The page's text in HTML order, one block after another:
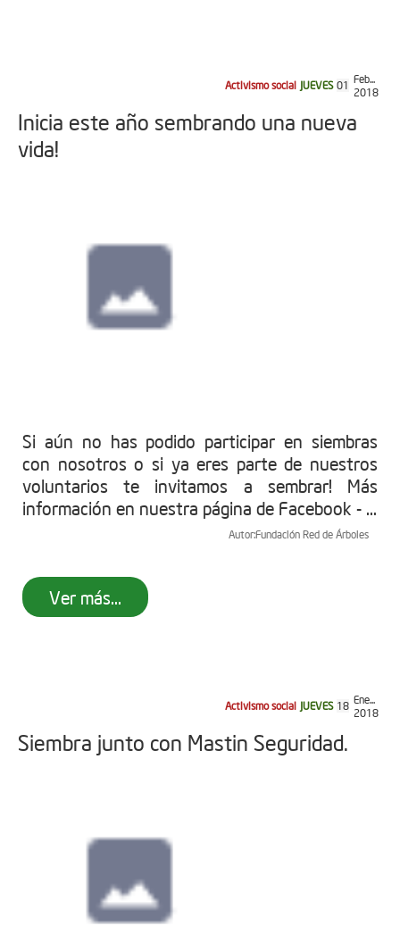
Activismo social JUEVES 01 Feb...
2018
Inicia este año sembrando una nueva
vida!
Si aún no has podido participar en siembras
con nosotros o si ya eres parte de nuestros
voluntarios te invitamos a sembrar! Más
información en nuestra página de Facebook - ...
Autor:Fundación Red de Árboles
Ver más...
Activismo social JUEVES 18 Ene...
2018
Siembra junto con Mastin Seguridad.